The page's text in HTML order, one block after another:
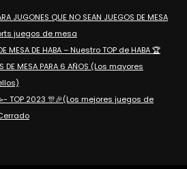
JUGONES QUE NO SEAN JUEGOS DE MESA
juegos de mesa
MESA DE HABA – Nuestro TOP de HABA 🏆
DE MESA PARA 6 AÑOS (Los mayores
🥳- TOP 2023 🎊🎉(Los mejores juegos de